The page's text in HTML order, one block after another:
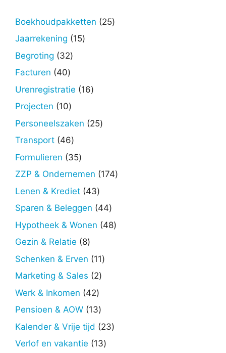
Boekhoudpakketten 2525
Jaarrekening 1515
Begroting 3232
Facturen 4040
producten
Urenregistratie 1616
Projecten 1010
producten
Personeelszaken 2525
Transport 4646
producten
Formulieren 3535
producten
ZZP & Ondernemen 174174
Lenen & Krediet 4343
producten
Sparen & Beleggen 4444
producten
Hypotheek & Wonen 4848
Gezin & Relatie 88
producten
Schenken & Erven 1111
Marketing & Sales 22
Werk & Inkomen 4242
producten
Pensioen & AOW 1313
producten
Kalender & Vrije tijd 2323
Verlof en vakantie 1313